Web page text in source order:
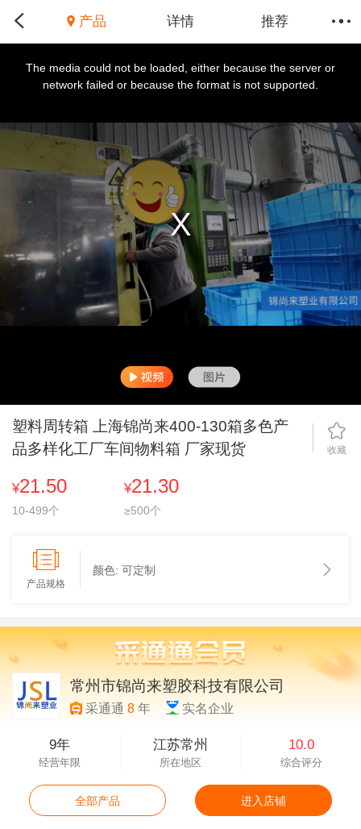
产品 详情 推荐
The media could not be loaded, either because the server or
network failed or because the format is not supported.
塑料周转箱 上海锦尚来400-130箱多色产
品多样化工厂车间物料箱 厂家现货
收藏
¥21.50
10-499个
¥21.30
≥500个
产品规格
颜色: 可定制
常州市锦尚来塑胶科技有限公司
采通通8 年 实名企业
9年
经营年限
江苏常州
所在地区
10.0
综合评分
全部产品 进入店铺